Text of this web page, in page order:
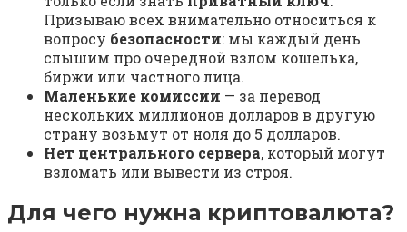
Призываю всех внимательно относиться к
вопросу безопасности: мы каждый день
слышим про очередной взлом кошелька,
биржи или частного лица.
Маленькие комиссии — за перевод
нескольких миллионов долларов в другую
страну возьмут от ноля до 5 долларов.
Нет центрального сервера, который могут
взломать или вывести из строя.
Для чего нужна криптовалюта?